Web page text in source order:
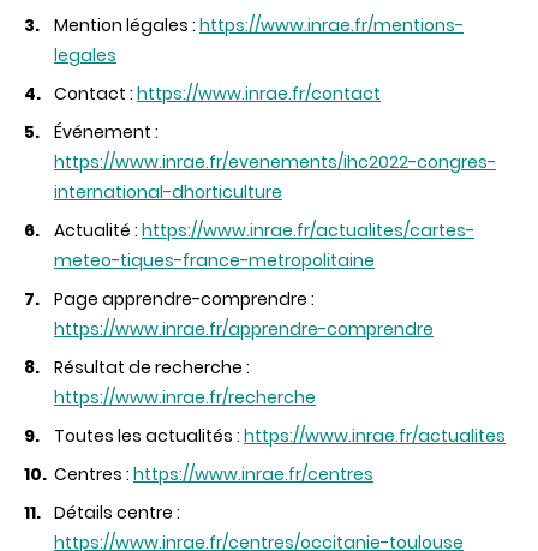
Mention légales : https://www.inrae.fr/mentions-
legales
Contact : https://www.inrae.fr/contact
Événement :
https://www.inrae.fr/evenements/ihc2022-congres-
international-dhorticulture
Actualité : https://www.inrae.fr/actualites/cartes-
meteo-tiques-france-metropolitaine
Page apprendre-comprendre :
https://www.inrae.fr/apprendre-comprendre
Résultat de recherche :
https://www.inrae.fr/recherche
Toutes les actualités : https://www.inrae.fr/actualites
Centres : https://www.inrae.fr/centres
Détails centre :
https://www.inrae.fr/centres/occitanie-toulouse